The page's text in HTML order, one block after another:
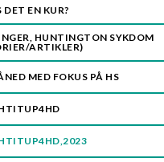
DET EN KUR?
HUNTINGTON SYKDOM
ARTIKLER)
MED FOKUS PÅ HS